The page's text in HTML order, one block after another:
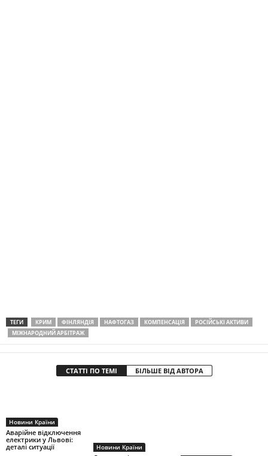
ТЕГИ КРИМ ФІНЛЯНДІЯ НАФТОГАЗ КОМПЕНСАЦІЯ
РОСІЙСЬКІ АКТИВИ
МІЖНАРОДНИЙ АРБІТРАЖ
СТАТТІ ПО ТЕМІ БІЛЬШЕ ВІД АВТОРА
Новини Країни
Аварійне відключення
електрики у Львові:
деталі ситуації
Новини Країни